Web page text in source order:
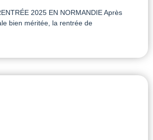
2025 EN NORMANDIE Après
bien méritée, la rentrée de